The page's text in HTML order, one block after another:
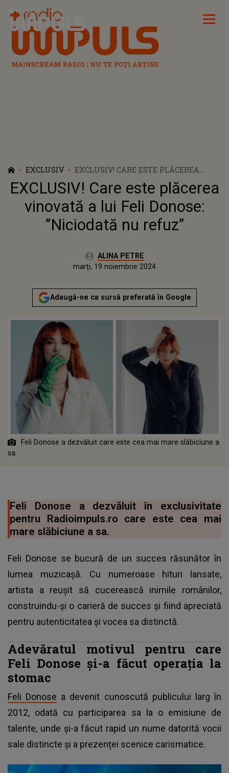
Radio Impuls
EXCLUSIV
EXCLUSIV! CARE ESTE PLĂCEREA
VINOVATĂ A LUI FELI DONOSE:
”NICIODATĂ NU REFUZ”
EXCLUSIV! Care este plăcerea
vinovată a lui Feli Donose:
”Niciodată nu refuz”
Autor:ALINA PETRE
miercuri, 5 iunie 2024Actualizat:
marți, 19 noiembrie 2024
Adaugă-ne ca sursă preferată în Google
Feli Donose a dezvăluit care este cea mai mare slăbiciune a
sa.
Feli Donose a dezvăluit în exclusivitate
pentru Radioimpuls.ro care este cea mai
mare slăbiciune a sa.
Feli Donose se bucură de un succes răsunător în
lumea muzicașă. Cu numeroase hituri lansate,
artista a reușit să cucerească inimile românilor,
construindu-și o carieră de succes și fiind apreciată
pentru autenticitatea și vocea sa distinctă.
Adevăratul motivul pentru care
Feli Donose și-a făcut operația la
stomac
Feli Donose a devenit cunoscută publicului larg în
2012, odată cu participarea sa la o emisiune de
talente, unde și-a făcut rapid un nume datorită vocii
sale distincte și a prezenței scenice carismatice.